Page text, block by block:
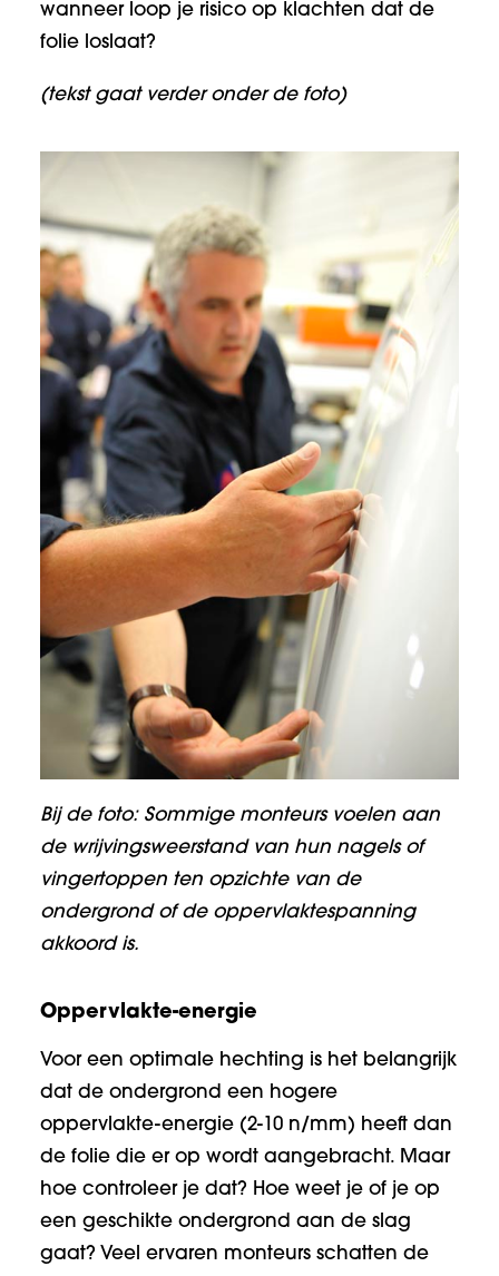
wanneer loop je risico op klachten dat de
folie loslaat?
(tekst gaat verder onder de foto)
Bij de foto: Sommige monteurs voelen aan
de wrijvingsweerstand van hun nagels of
vingertoppen ten opzichte van de
ondergrond of de oppervlaktespanning
akkoord is.
Oppervlakte-energie
Voor een optimale hechting is het belangrijk
dat de ondergrond een hogere
oppervlakte-energie (2-10 n/mm) heeft dan
de folie die er op wordt aangebracht. Maar
hoe controleer je dat? Hoe weet je of je op
een geschikte ondergrond aan de slag
gaat? Veel ervaren monteurs schatten de